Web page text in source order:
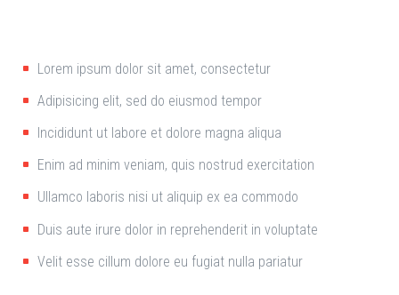
Lorem ipsum dolor sit amet, consectetur
Adipisicing elit, sed do eiusmod tempor
Incididunt ut labore et dolore magna aliqua
Enim ad minim veniam, quis nostrud exercitation
Ullamco laboris nisi ut aliquip ex ea commodo
Duis aute irure dolor in reprehenderit in voluptate
Velit esse cillum dolore eu fugiat nulla pariatur